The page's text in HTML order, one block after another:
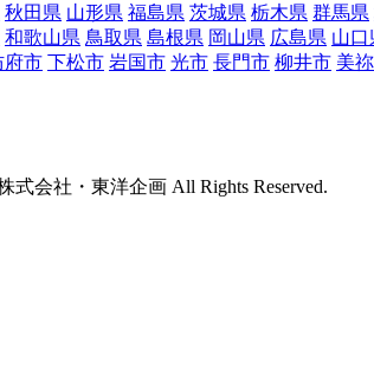
秋田県 山形県 福島県 茨城県 栃木県 群馬県
和歌山県 鳥取県 島根県 岡山県 広島県 山口
府市 下松市 岩国市 光市 長門市 柳井市 美
式会社・東洋企画 All Rights Reserved.